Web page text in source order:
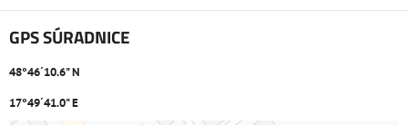
GPS SÚRADNICE
48°46´10.6" N
17°49´41.0" E